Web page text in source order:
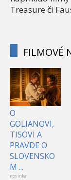
Treasure či
FILMOVÉ
O
GOLIANOVI,
TISOVI A
PRAVDE O
SLOVENSKO
M ...
novinka